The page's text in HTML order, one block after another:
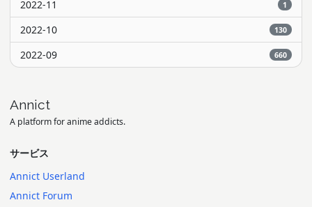
2022-11 1
2022-10 130
2022-09 660
Annict
A platform for anime addicts.
サービス
Annict Userland
Annict Forum